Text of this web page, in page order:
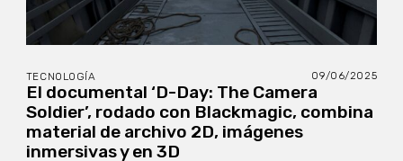
TECNOLOGÍA 09/06/2025
El documental ‘D-Day: The Camera
Soldier’, rodado con Blackmagic, combina
material de archivo 2D, imágenes
inmersivas y en 3D